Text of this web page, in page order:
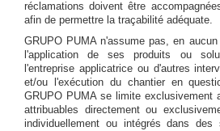
réclamations doivent être
afin de permettre la traçabilité adéquate.
GRUPO PUMA n'assume pas, en
l'application de ses produits ou
l'entreprise applicatrice ou d'autres
et/ou l'exécution du chantier en
GRUPO PUMA se limite exclusivement
attribuables directement ou
individuellement ou intégrés dans